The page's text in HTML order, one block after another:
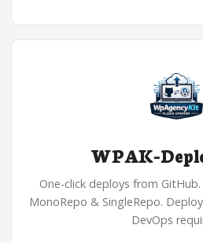
WPAK-
One-click deploys from
MonoRepo & SingleRepo.
DevOps